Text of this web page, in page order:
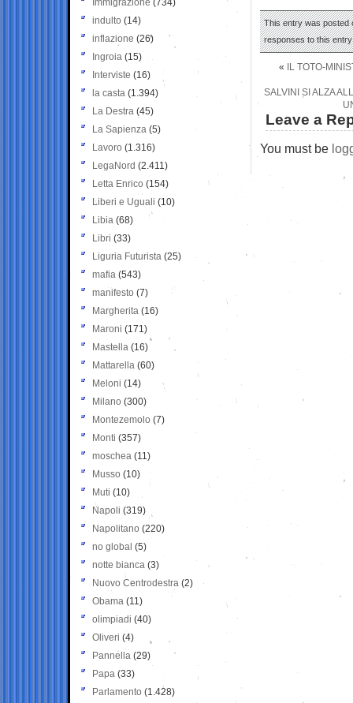
This entry was posted
responses to this
« IL TOTO-
SALVINI SI ALZA
Leave a
You must be
Immigrazione (734)
indulto (14)
inflazione (26)
Ingroia (15)
Interviste (16)
la casta (1.394)
La Destra (45)
La Sapienza (5)
Lavoro (1.316)
LegaNord (2.411)
Letta Enrico (154)
Liberi e Uguali (10)
Libia (68)
Libri (33)
Liguria Futurista (25)
mafia (543)
manifesto (7)
Margherita (16)
Maroni (171)
Mastella (16)
Mattarella (60)
Meloni (14)
Milano (300)
Montezemolo (7)
Monti (357)
moschea (11)
Musso (10)
Muti (10)
Napoli (319)
Napolitano (220)
no global (5)
notte bianca (3)
Nuovo Centrodestra (2)
Obama (11)
olimpiadi (40)
Oliveri (4)
Pannella (29)
Papa (33)
Parlamento (1.428)